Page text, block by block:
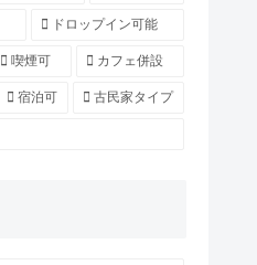
ドロップイン可能
喫煙可 カフェ併設
宿泊可 古民家タイプ